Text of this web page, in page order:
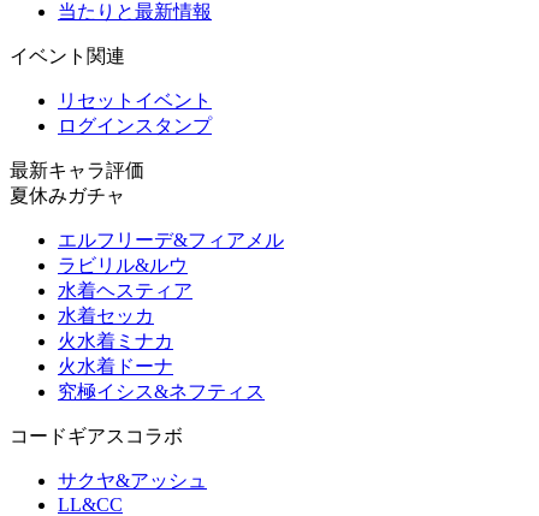
当たりと最新情報
イベント関連
リセットイベント
ログインスタンプ
最新キャラ評価
夏休みガチャ
エルフリーデ&フィアメル
ラビリル&ルウ
水着ヘスティア
水着セッカ
火水着ミナカ
火水着ドーナ
究極イシス&ネフティス
コードギアスコラボ
サクヤ&アッシュ
LL&CC